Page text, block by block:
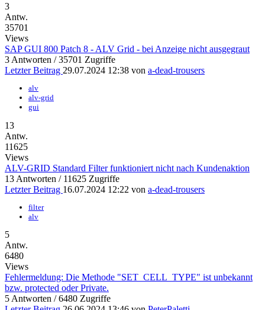
3
Antw.
35701
Views
SAP GUI 800 Patch 8 - ALV Grid - bei Anzeige nicht ausgegraut
3 Antworten / 35701 Zugriffe
Letzter Beitrag 29.07.2024 12:38 von a-dead-trousers
alv
alv-grid
gui
13
Antw.
11625
Views
ALV-GRID Standard Filter funktioniert nicht nach Kundenaktion
13 Antworten / 11625 Zugriffe
Letzter Beitrag 16.07.2024 12:22 von a-dead-trousers
filter
alv
5
Antw.
6480
Views
Fehlermeldung: Die Methode "SET_CELL_TYPE" ist unbekannt
bzw. protected oder Private.
5 Antworten / 6480 Zugriffe